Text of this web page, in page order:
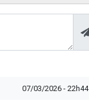
07/03/2026 - 22h44